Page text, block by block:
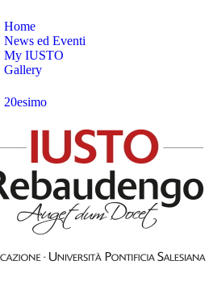
Home
News ed Eventi
My IUSTO
Gallery
20esimo